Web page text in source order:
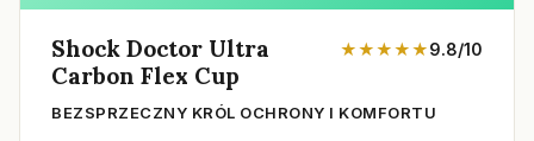
Shock Doctor Ultra
Carbon Flex Cup
★★★★★9.8/10
BEZSPRZECZNY KRÓL OCHRONY I KOMFORTU